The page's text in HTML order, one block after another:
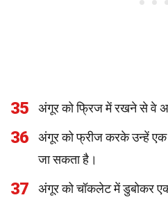
35 अंगूर को फ्रिज में रखने से वे
36
अंगूर को फ्रीज करके उन्हें
जा सकता है।
37
अंगूर को चॉकलेट में डुबोकर एक